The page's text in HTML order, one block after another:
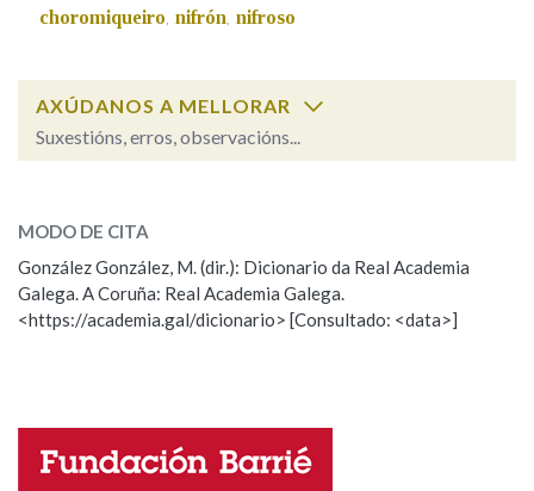
Nas definicións
OUTRAS OPCIÓNS DE BUSCA
Pertence a
choromiqueiro, nifrón, nifroso
AXÚDANOS A MELLORAR
Suxestións, erros, observacións...
ESCOLLE UNHA OPCIÓN:
Observación Hai un erro na palabra
Propoño mellorar a definición
Nome
MODO DE CITA
González González, M. (dir.): Dicionario da Real Academia
Galega. A Coruña: Real Academia Galega.
<https://academia.gal/dicionario> [Consultado: <data>]